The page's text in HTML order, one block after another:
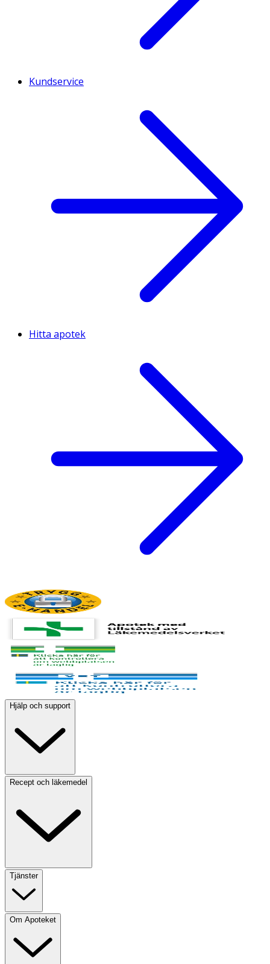
Kundservice
Hitta apotek
Hjälp och support
Recept och läkemedel
Tjänster
Om Apoteket